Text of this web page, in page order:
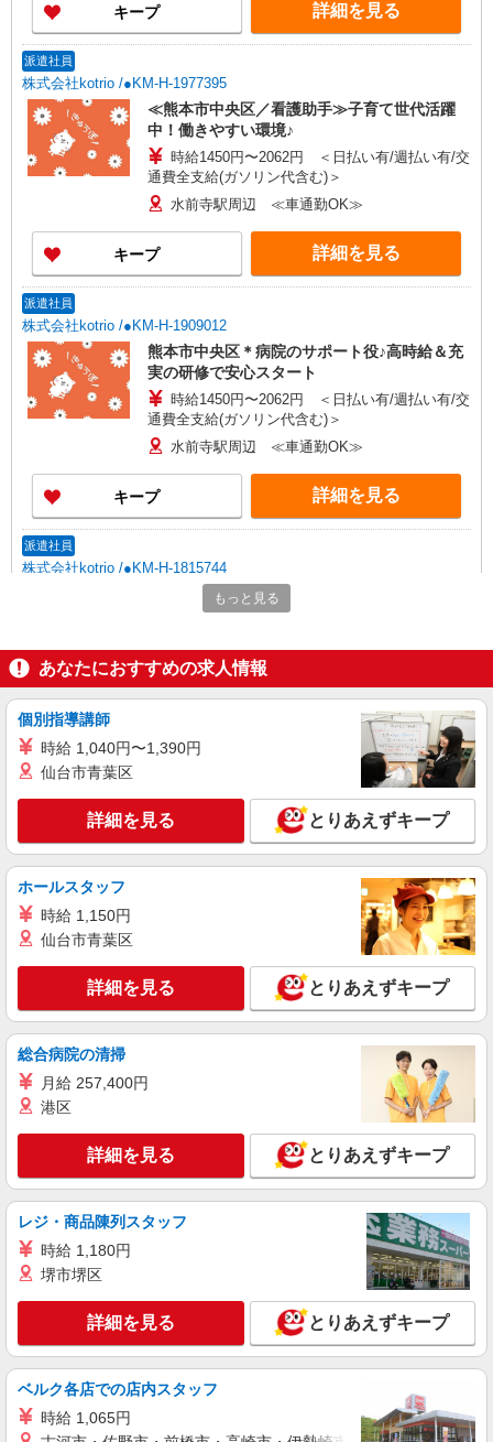
キープ 詳細を見る
派遣社員
株式会社kotrio /●KM-H-1977395
≪熊本市中央区／看護助手≫子育て世代活躍
中！働きやすい環境♪
時給1450円〜2062円 ＜日払い有/週払い有/交
通費全支給(ガソリン代含む)＞
水前寺駅周辺 ≪車通勤OK≫
キープ 詳細を見る
派遣社員
株式会社kotrio /●KM-H-1909012
熊本市中央区＊病院のサポート役♪高時給＆充
実の研修で安心スタート
時給1450円〜2062円 ＜日払い有/週払い有/交
通費全支給(ガソリン代含む)＞
水前寺駅周辺 ≪車通勤OK≫
キープ 詳細を見る
派遣社員
株式会社kotrio /●KM-H-1815744
熊本市中央区★病院でお掃除/食事の配膳など
♪★激募★
通費全支給(ガソリン代含む)＞
熊本市中央区 新水前寺周辺
キープ 詳細を見る
株式会社kotrio /●KM-H-2009723
＜熊本市中央区＞元気も、プライベートも諦め
ない＊週3〜OK/看護助手
時給1450円〜2062円 ＜日払い有/週払い有/交
水前寺駅周辺 ≪車通勤OK≫
キープ 詳細を見る
株式会社kotrio /●KM-H-1959208
熊本市中央区｜看護師さんのサポートスタッフ
時給1450円〜2062円 ＜日払い有/週払い有/交
通費全支給(ガソリン代含む)＞
水前寺駅周辺 ≪車通勤OK≫
キープ 詳細を見る
派遣社員
≪熊本市中央区≫未経験・無資格から看護助手
へ挑戦！シフト相談OK♪
時給1450円〜2062円 ＜日払い有/週払い有/交
通費全支給(ガソリン代含む)＞
水前寺駅周辺 ≪車通勤OK≫
もっと見る
あなたにおすすめの求人情報
個別指導講師
時給 1,040円〜1,390円
仙台市青葉区
詳細を見る とりあえずキープ
ホールスタッフ
時給 1,150円
仙台市青葉区
詳細を見る とりあえずキープ
総合病院の清掃
月給 257,400円
港区
詳細を見る とりあえずキープ
レジ・商品陳列スタッフ
時給 1,180円
堺市堺区
詳細を見る とりあえずキープ
ベルク各店での店内スタッフ
時給 1,065円